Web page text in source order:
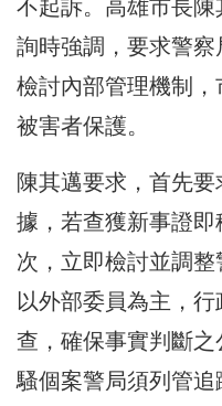
不起訴。高雄市長
詢時強調，要求警察
檢討內部管理機制
被害者保護。
陳其邁要求，首先
據，若查獲新事證
次，立即檢討並調
以外部委員為主，
查，確保事實判斷
騷個案警局須列管